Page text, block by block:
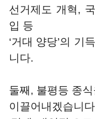
선거제도 개혁,
입 등
‘거대 양당’의 기
니다.
둘째, 불평등 종
이끌어내겠습니